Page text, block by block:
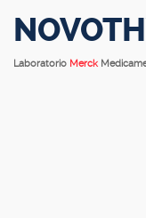
Laboratorio Merck